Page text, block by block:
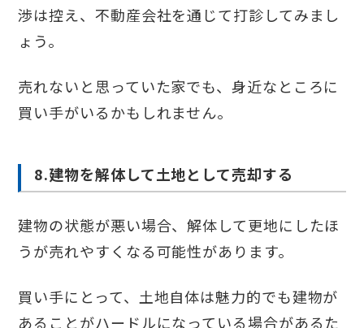
渉は控え、不動産会社を通じて打診してみまし
ょう。
売れないと思っていた家でも、身近なところに
買い手がいるかもしれません。
8.建物を解体して土地として売却する
建物の状態が悪い場合、解体して更地にしたほ
うが売れやすくなる可能性があります。
買い手にとって、土地自体は魅力的でも建物が
あることがハードルになっている場合があるた